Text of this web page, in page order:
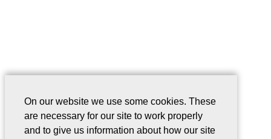
On our website we use some cookies. These
are necessary for our site to work properly
and to give us information about how our site